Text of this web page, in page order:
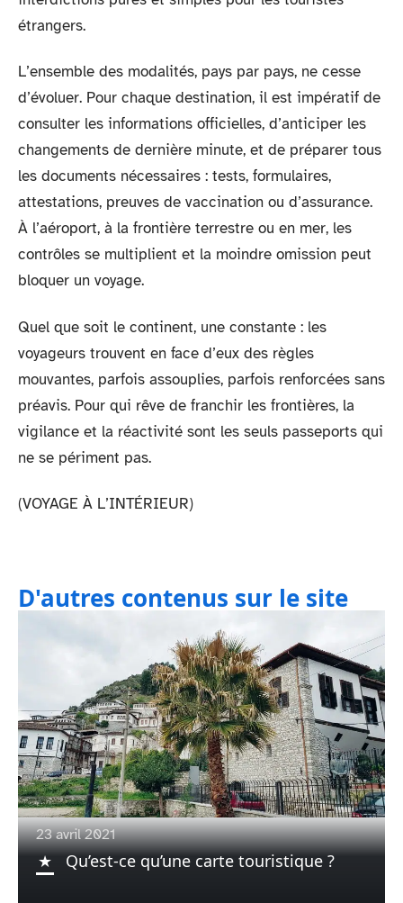
étrangers.
L’ensemble des modalités, pays par pays, ne cesse
d’évoluer. Pour chaque destination, il est impératif de
consulter les informations officielles, d’anticiper les
changements de dernière minute, et de préparer tous
les documents nécessaires : tests, formulaires,
attestations, preuves de vaccination ou d’assurance.
À l’aéroport, à la frontière terrestre ou en mer, les
contrôles se multiplient et la moindre omission peut
bloquer un voyage.
Quel que soit le continent, une constante : les
voyageurs trouvent en face d’eux des règles
mouvantes, parfois assouplies, parfois renforcées sans
préavis. Pour qui rêve de franchir les frontières, la
vigilance et la réactivité sont les seuls passeports qui
ne se périment pas.
(VOYAGE À L’INTÉRIEUR)
D'autres contenus sur le site
23 avril 2021
Qu’est-ce qu’une carte touristique ?